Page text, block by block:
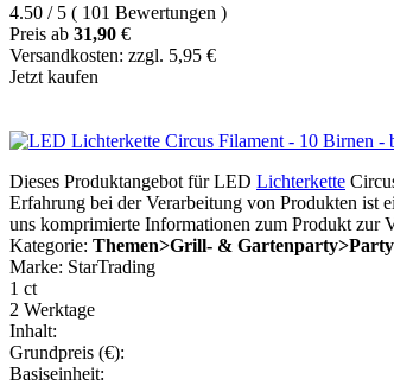
4.50 / 5 ( 101 Bewertungen )
Preis ab 31,90 €
Versandkosten: zzgl. 5,95 €
Jetzt kaufen
Dieses Produktangebot für LED Lichterkette
Erfahrung bei der Verarbeitung von Produkten ist
uns komprimierte Informationen zum Produkt zur
Kategorie: Themen>Grill- &
Marke: StarTrading
1 ct
2 Werktage
Inhalt:
Grundpreis (€):
Basiseinheit: